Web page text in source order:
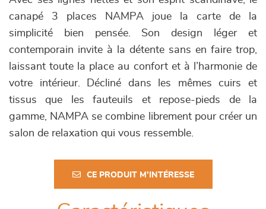
canapé 3 places NAMPA joue la carte de la
simplicité bien pensée. Son design léger et
contemporain invite à la détente sans en faire trop,
laissant toute la place au confort et à l’harmonie de
votre intérieur. Décliné dans les mêmes cuirs et
tissus que les fauteuils et repose-pieds de la
gamme, NAMPA se combine librement pour créer un
salon de relaxation qui vous ressemble.
CE PRODUIT M'INTÉRESSE